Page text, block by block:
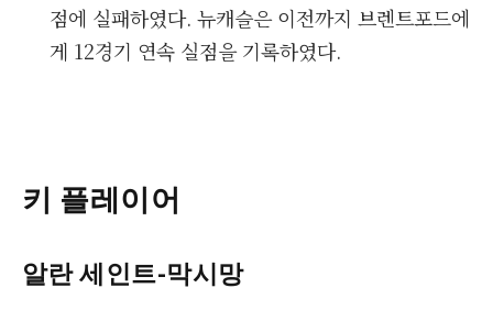
점에 실패하였다. 뉴캐슬은 이전까지 브렌트포드에
게 12경기 연속 실점을 기록하였다.
키 플레이어
알란 세인트-막시망